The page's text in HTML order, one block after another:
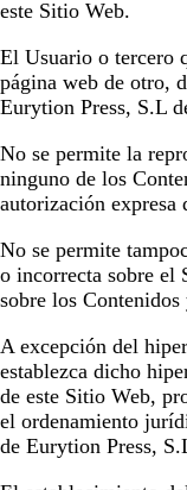
este Sitio Web.
El Usuario o tercero
página web de otro,
Eurytion Press, S.L
No se permite la
ninguno de los
autorización expresa
No se permite
o incorrecta sobre el
sobre los
A excepción del
establezca dicho
de este Sitio Web,
el ordenamiento
de Eurytion Press,